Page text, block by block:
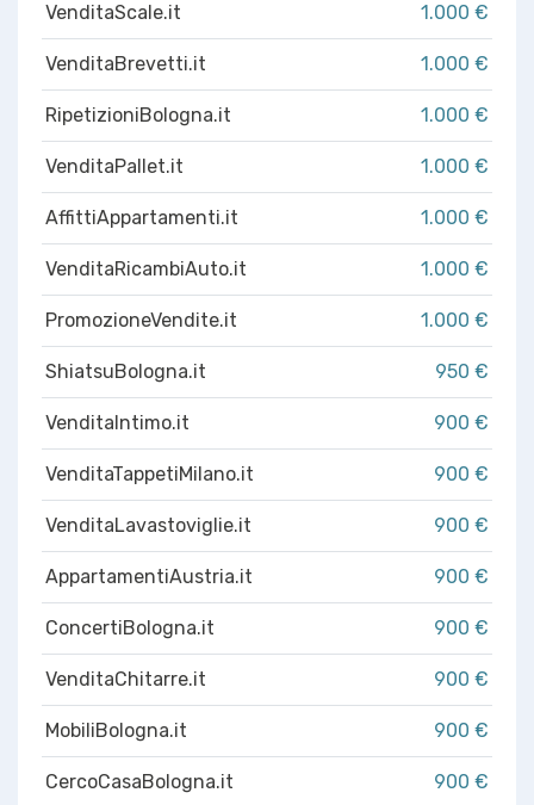
VenditaScale.it 1.000 €
VenditaBrevetti.it 1.000 €
RipetizioniBologna.it 1.000 €
VenditaPallet.it 1.000 €
AffittiAppartamenti.it 1.000 €
VenditaRicambiAuto.it 1.000 €
PromozioneVendite.it 1.000 €
ShiatsuBologna.it 950 €
VenditaIntimo.it 900 €
VenditaTappetiMilano.it 900 €
VenditaLavastoviglie.it 900 €
AppartamentiAustria.it 900 €
ConcertiBologna.it 900 €
VenditaChitarre.it 900 €
MobiliBologna.it 900 €
CercoCasaBologna.it 900 €